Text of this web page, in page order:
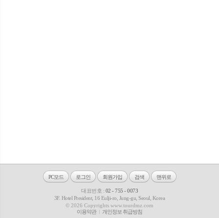
PC모드 로그인 회원가입 검색 맨위로
대표번호 : 02 - 755 - 0073
3F. Hotel President, 16 Eulji-ro, Jung-gu, Seoul, Korea
© 2026 Copyrights www.tourdmz.com
이용약관
개인정보 취급방침